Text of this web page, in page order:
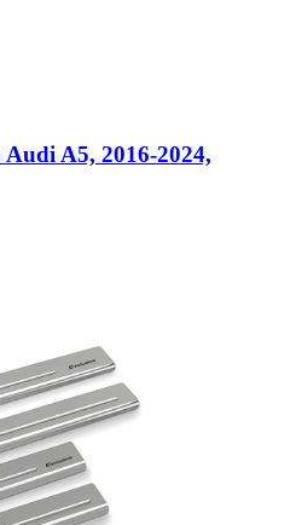
A5, 2016-2024,